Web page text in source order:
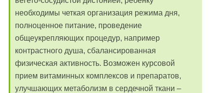
необходимы четкая организация режима дня,
полноценное питание, проведение
общеукрепляющих процедур, например
контрастного душа, сбалансированная
физическая активность. Возможен курсовой
прием витаминных комплексов и препаратов,
улучшающих метаболизм в сердечной ткани –